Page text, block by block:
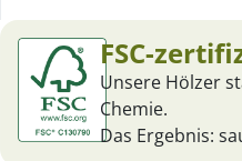
FSC-
Unsere Hölzer
Chemie.
Das Ergebnis: